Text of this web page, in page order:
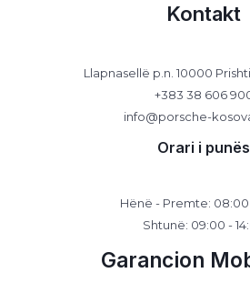
Kontakt
Llapnasellë p.n. 10000
+383 38 606
info@porsche-
Orari i punës
Hënë - Premte: 08:00
Shtunë: 09:00 -
Garancion